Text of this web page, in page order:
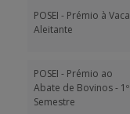
POSEI - Prémio à Vaca
Aleitante
POSEI - Prémio ao
Abate de Bovinos - 1º
Semestre